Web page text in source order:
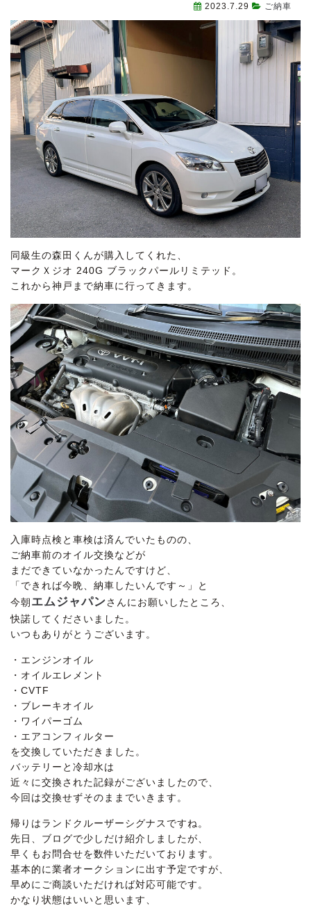
2023.7.29 ご納車
同級生の森田くんが購入してくれた、
マークＸジオ 240G ブラックパールリミテッド。
これから神戸まで納車に行ってきます。
入庫時点検と車検は済んでいたものの、
ご納車前のオイル交換などが
まだできていなかったんですけど、
「できれば今晩、納車したいんです～」と
今朝エムジャパンさんにお願いしたところ、
快諾してくださいました。
いつもありがとうございます。
・エンジンオイル
・オイルエレメント
・CVTF
・ブレーキオイル
・ワイパーゴム
・エアコンフィルター
を交換していただきました。
バッテリーと冷却水は
近々に交換された記録がございましたので、
今回は交換せずそのままでいきます。
帰りはランドクルーザーシグナスですね。
先日、ブログで少しだけ紹介しましたが、
早くもお問合せを数件いただいております。
基本的に業者オークションに出す予定ですが、
早めにご商談いただければ対応可能です。
かなり状態はいいと思います、